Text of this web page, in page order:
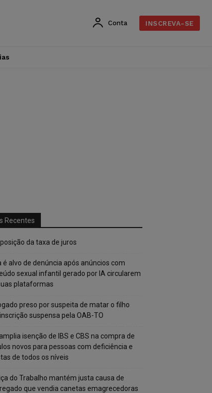
Conta INSCREVA-SE
Recentes
da taxa de juros
é alvo de denúncia após anúncios com
sexual infantil gerado por IA circularem
plataformas
preso por suspeita de matar o filho
suspensa pela OAB-TO
isenção de IBS e CBS na compra de
novos para pessoas com deficiência e
de todos os níveis
do Trabalho mantém justa causa de
que vendia canetas emagrecedoras